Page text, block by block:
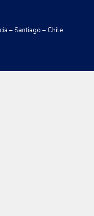
– Santiago – Chile